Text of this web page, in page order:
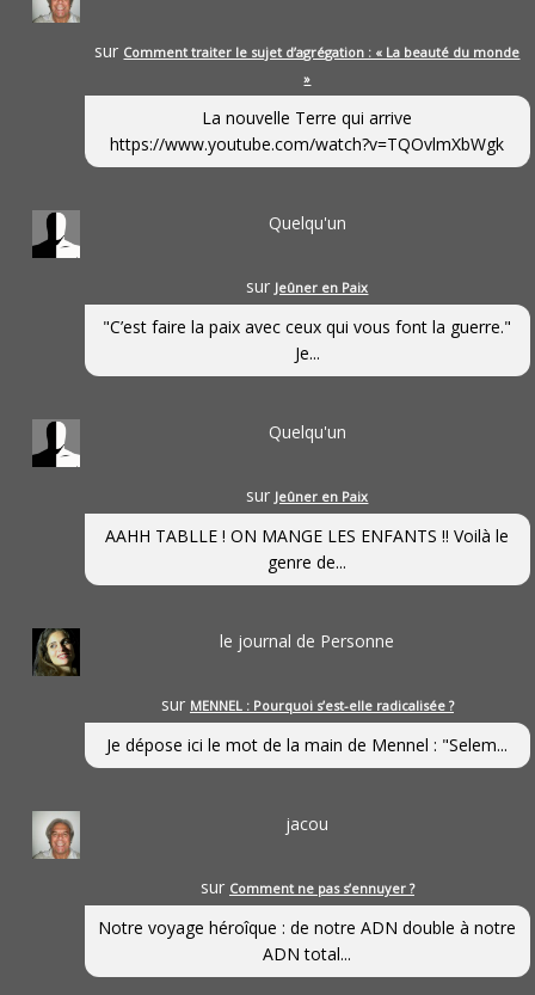
sur Comment traiter le sujet d’agrégation : « La beauté du monde
»
La nouvelle Terre qui arrive
https://www.youtube.com/watch?v=TQOvlmXbWgk
Quelqu'un
sur Jeûner en Paix
"C’est faire la paix avec ceux qui vous font la guerre."
Je...
Quelqu'un
sur Jeûner en Paix
AAHH TABLLE ! ON MANGE LES ENFANTS !! Voilà le
genre de...
le journal de Personne
sur MENNEL : Pourquoi s’est-elle radicalisée ?
Je dépose ici le mot de la main de Mennel : "Selem...
jacou
sur Comment ne pas s’ennuyer ?
Notre voyage héroîque : de notre ADN double à notre
ADN total...